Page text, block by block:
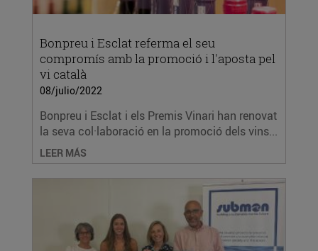
Bonpreu i Esclat referma el seu
compromís amb la promoció i l'aposta pel
vi català
08/julio/2022
Bonpreu i Esclat i els Premis Vinari han renovat
la seva col·laboració en la promoció dels vins...
LEER MÁS